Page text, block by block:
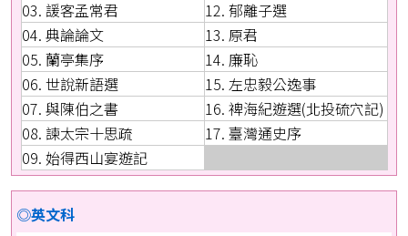
03. 諼客孟常君
12. 郁離子選
04. 典論論文
13. 原君
05. 蘭亭集序
14. 廉恥
06. 世說新語選
15. 左忠毅公逸事
07. 與陳伯之書
16. 裨海紀遊選(北投硫穴記)
08. 諫太宗十思疏
17. 臺灣通史序
09. 始得西山宴遊記
◎英文科